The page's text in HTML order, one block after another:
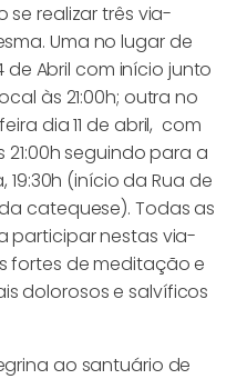
se realizar três via-
Uma no lugar de
de Abril com início junto
às 21:00h; outra no
dia 11 de abril, com
seguindo para a
19:30h (início da Rua de
catequese). Todas as
participar nestas via-
fortes de meditação e
dolorosos e salvíficos
ao santuário de